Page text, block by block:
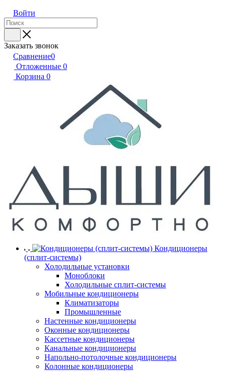
Войти
Заказать звонок
Сравнение0
Отложенные 0
Корзина 0
Кондиционеры
(сплит-системы)
Холодильные установки
Моноблоки
Холодильные сплит-системы
Мобильные кондиционеры
Климатизаторы
Промышленные
Настенные кондиционеры
Оконные кондиционеры
Кассетные кондиционеры
Канальные кондиционеры
Напольно-потолочные кондиционеры
Колонные кондиционеры